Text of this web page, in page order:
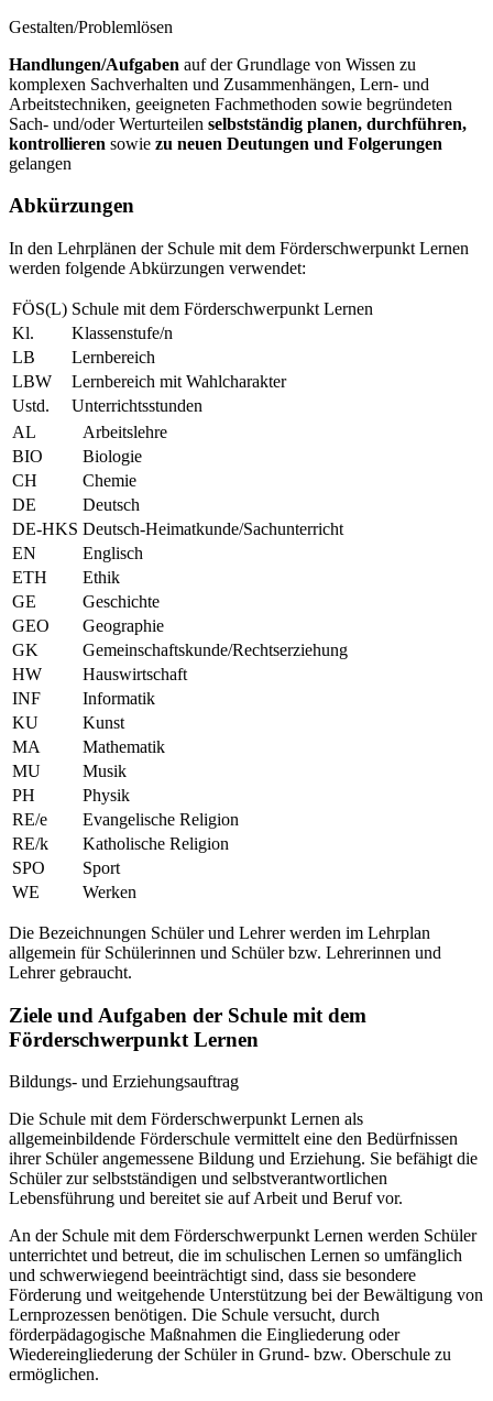
Gestalten/Problemlösen
Handlungen/Aufgaben auf der Grundlage von Wissen zu
komplexen Sachverhalten und Zusammenhängen, Lern- und
Arbeitstechniken, geeigneten Fachmethoden sowie begründeten
Sach- und/oder Werturteilen selbstständig planen, durchführen,
kontrollieren sowie zu neuen Deutungen und Folgerungen
gelangen
Abkürzungen
In den Lehrplänen der Schule mit dem Förderschwerpunkt Lernen
werden folgende Abkürzungen verwendet:
FÖS(L) Schule mit dem Förderschwerpunkt Lernen
Kl.
Klassenstufe/n
LB
Lernbereich
LBW
Lernbereich mit Wahlcharakter
Ustd.
Unterrichtsstunden
AL
Arbeitslehre
BIO
Biologie
CH
Chemie
DE
Deutsch
DE-HKS Deutsch-Heimatkunde/Sachunterricht
EN
Englisch
ETH
Ethik
GE
Geschichte
GEO
Geographie
GK
Gemeinschaftskunde/Rechtserziehung
HW
Hauswirtschaft
INF
Informatik
KU
Kunst
MA
Mathematik
MU
Musik
PH
Physik
RE/e
Evangelische Religion
RE/k
Katholische Religion
SPO
Sport
WE
Werken
Die Bezeichnungen Schüler und Lehrer werden im Lehrplan
allgemein für Schülerinnen und Schüler bzw. Lehrerinnen und
Lehrer gebraucht.
Ziele und Aufgaben der Schule mit dem
Förderschwerpunkt Lernen
Bildungs- und Erziehungsauftrag
Die Schule mit dem Förderschwerpunkt Lernen als
allgemeinbildende Förderschule vermittelt eine den Bedürfnissen
ihrer Schüler angemessene Bildung und Erziehung. Sie befähigt die
Schüler zur selbstständigen und selbstverantwortlichen
Lebensführung und bereitet sie auf Arbeit und Beruf vor.
An der Schule mit dem Förderschwerpunkt Lernen werden Schüler
unterrichtet und betreut, die im schulischen Lernen so umfänglich
und schwerwiegend beeinträchtigt sind, dass sie besondere
Förderung und weitgehende Unterstützung bei der Bewältigung von
Lernprozessen benötigen. Die Schule versucht, durch
förderpädagogische Maßnahmen die Eingliederung oder
Wiedereingliederung der Schüler in Grund- bzw. Oberschule zu
ermöglichen.